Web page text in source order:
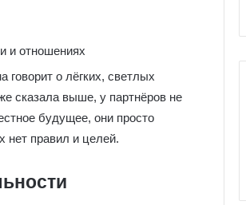
говорит о лёгких, светлых
сказала выше, у партнёров не
будущее, они просто
нет правил и целей.
ы
а
р
о
и
о